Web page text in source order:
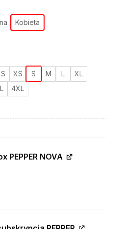
Kobieta
XS S M L
XL
4XL
PEPPER NOVA